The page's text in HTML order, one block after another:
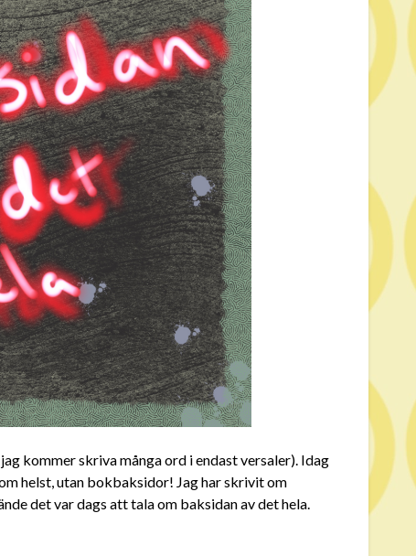
kommer skriva många ord i endast versaler). Idag
helst, utan bokbaksidor! Jag har skrivit om
det var dags att tala om baksidan av det hela.